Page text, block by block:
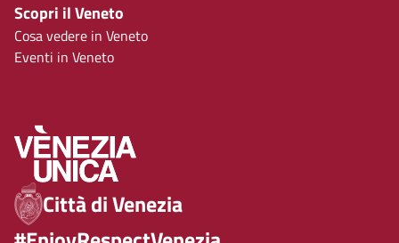
Scopri il Veneto
Cosa vedere in Veneto
Eventi in Veneto
Città di Venezia